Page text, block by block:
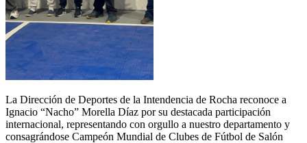
La Dirección de Deportes de la Intendencia de Rocha reconoce a
Ignacio “Nacho” Morella Díaz por su destacada participación
internacional, representando con orgullo a nuestro departamento y
consagrándose Campeón Mundial de Clubes de Fútbol de Salón